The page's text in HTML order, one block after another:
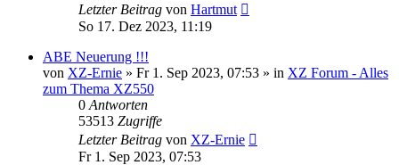
Letzter Beitrag von Hartmut
So 17. Dez 2023, 11:19
ABE Neuerung !!!
von XZ-Ernie » Fr 1. Sep 2023, 07:53 » in XZ Forum - Alles
zum Thema XZ550
0 Antworten
53513 Zugriffe
Letzter Beitrag von XZ-Ernie
Fr 1. Sep 2023, 07:53